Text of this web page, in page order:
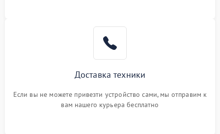
Доставка техники
Если вы не можете привезти устройство сами, мы отправим к
вам нашего курьера бесплатно